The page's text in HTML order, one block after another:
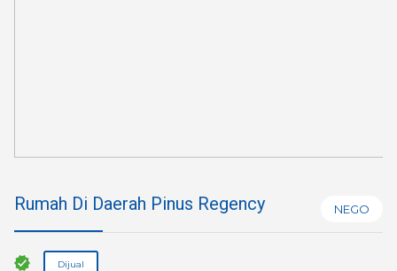
Rumah Di Daerah Pinus Regency NEGO
Dijual